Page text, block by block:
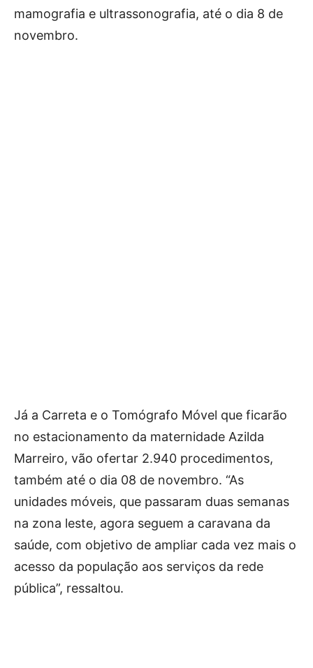
mamografia e ultrassonografia, até o dia 8 de
novembro.
Já a Carreta e o Tomógrafo Móvel que ficarão
no estacionamento da maternidade Azilda
Marreiro, vão ofertar 2.940 procedimentos,
também até o dia 08 de novembro. “As
unidades móveis, que passaram duas semanas
na zona leste, agora seguem a caravana da
saúde, com objetivo de ampliar cada vez mais o
acesso da população aos serviços da rede
pública”, ressaltou.